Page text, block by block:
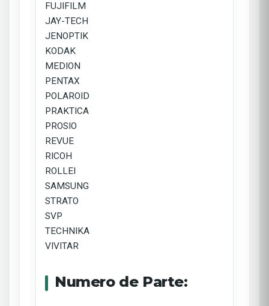
FUJIFILM
JAY-TECH
JENOPTIK
KODAK
MEDION
PENTAX
POLAROID
PRAKTICA
PROSIO
REVUE
RICOH
ROLLEI
SAMSUNG
STRATO
SVP
TECHNIKA
VIVITAR
Numero de Parte: